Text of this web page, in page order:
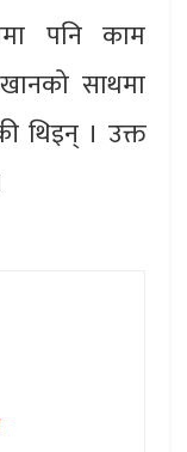
पनि काम
साथमा
थिइन् । उक्त